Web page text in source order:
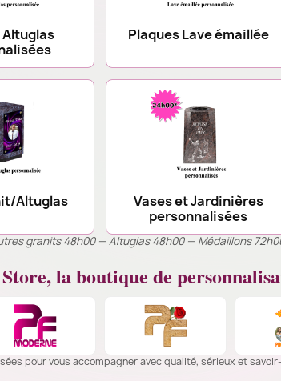
Altuglas
Plaques Lave émaillée
Altuglas
Vases et Jardinières
personnalisées
granits 48h00 — Altuglas 48h00 — Médaillons
la boutique de
pour vous accompagner avec qualité, sérieux et